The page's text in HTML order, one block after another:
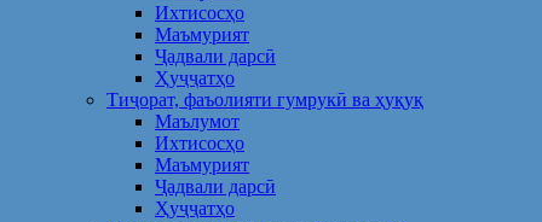
Ихтисосҳо
Маъмурият
Ҷадвали дарсӣ
Ҳуҷҷатҳо
Тиҷорат, фаъолияти гумрукӣ ва ҳуқуқ
Маълумот
Ихтисосҳо
Маъмурият
Ҷадвали дарсӣ
Ҳуҷҷатҳо